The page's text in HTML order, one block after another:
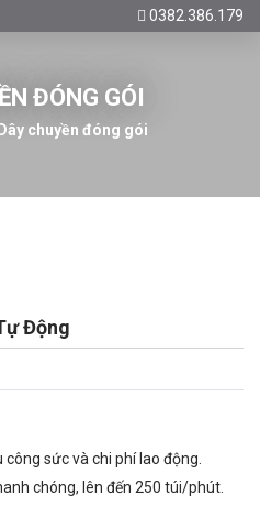
0382.386.179
ĐÓNG GÓI
chuyền đóng gói
Động
sức và chi phí lao động.
chóng, lên đến 250 túi/phút.